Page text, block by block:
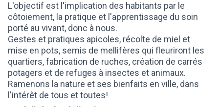
L'objectif est l'implication des habitants par le
côtoiement, la pratique et l'apprentissage du soin
porté au vivant, donc à nous.
Gestes et pratiques apicoles, récolte de miel et
mise en pots, semis de mellifères qui fleuriront les
quartiers, fabrication de ruches, création de carrés
potagers et de refuges à insectes et animaux.
Ramenons la nature et ses bienfaits en ville, dans
l'intérêt de tous et toutes!